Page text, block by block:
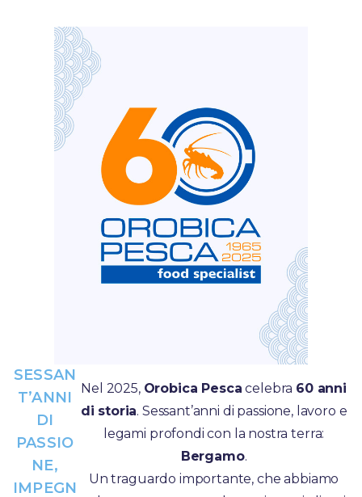
SESSAN
T’ANNI
DI
PASSIO
NE,
IMPEGN
Nel 2025, Orobica Pesca celebra 60 anni
di storia. Sessant’anni di passione, lavoro e
legami profondi con la nostra terra:
Bergamo.
Un traguardo importante, che abbiamo